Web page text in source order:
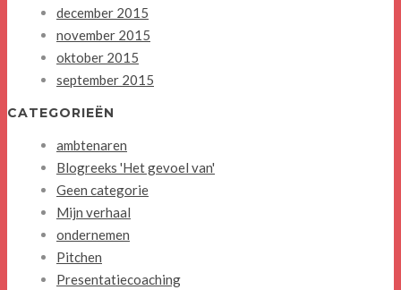
december 2015
november 2015
oktober 2015
september 2015
CATEGORIEËN
ambtenaren
Blogreeks 'Het gevoel van'
Geen categorie
Mijn verhaal
ondernemen
Pitchen
Presentatiecoaching